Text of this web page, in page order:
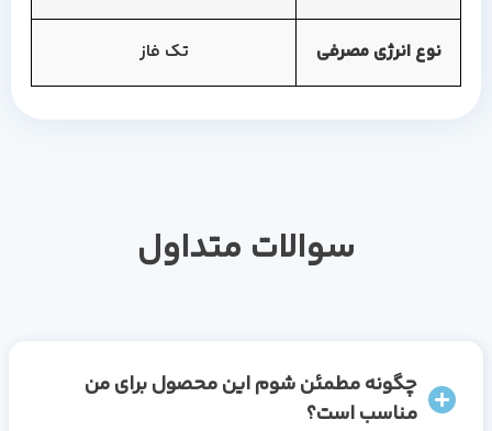
نوع انرژی مصرفی تک فاز
سوالات متداول
چگونه مطمئن شوم این محصول برای من
مناسب است؟